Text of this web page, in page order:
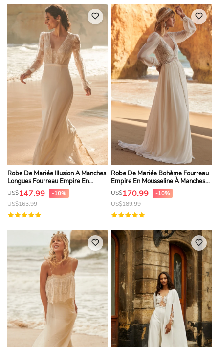
Robe De Mariée Illusion À Manches
Longues Fourreau Empire En
Mousseline De Soie
US$147.99 -10%
US$163.99
Robe De Mariée Bohème Fourreau
Empire En Mousseline À Manches
Longues Plongeantes Et Haut En
Dentelle
US$170.99 -10%
US$189.99